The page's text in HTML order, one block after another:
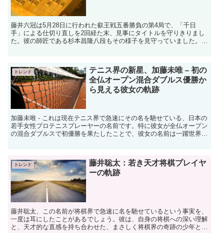
藤井六冠は5月28日に行われた叡王戦五番勝負の第4局で、「千日
手」による仕切り直しを2回経た末、見事にタイトルを守りきりまし
た。彼の師匠である杉本昌隆八段もその様子を見守っていました。藤
トレンド
テニス界の新星、加藤未唯 – 初の
全仏オープン混合ダブルス優勝か
ら見える彼女の軌跡
加藤未唯 - これは現在テニス界で急速にその名を馳せている、日本の
若手女性プロテニスプレーヤーの名前です。特に彼女が全仏オープン
の混合ダブルスで初優勝を果たしたことで、彼女の名前は一躍世界の
トレンド
藤井聡太：若き天才将棋プレイヤ
ーの軌跡
藤井聡太、この名前が将棋界で急速に名を馳せているという事実を、
一度は耳にしたことがあるでしょう。彼は、自身の将棋への深い理解
と、天才的な直感を持ち合わせた、まさしく将棋界の奇跡の少年とも